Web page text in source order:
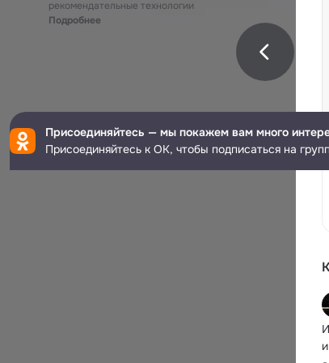
рекомендательные технологии
Подробнее
Присоединяйтесь — мы покажем вам много
Присоединяйтесь к ОК, чтобы подписаться на